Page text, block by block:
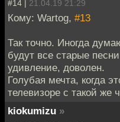
#14 | 21.04.19 21:29
Кому: Wartog, #13
Так точно. Иногда
будут все старые
удивление, доволен.
Голубая мечта, когда
телевизоре с такой же
kiokumizu »